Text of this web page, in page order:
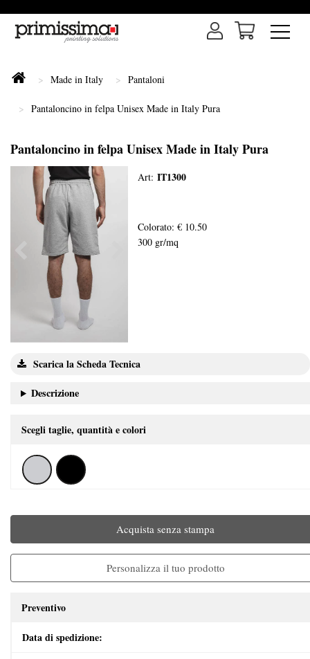
Made in Italy Pantaloni
Pantaloncino in felpa Unisex Made in Italy Pura
Pantaloncino in felpa Unisex Made in Italy Pura
Art: IT1300
Colorato: € 10.50
300 gr/mq
Scarica la Scheda Tecnica
Descrizione
Scegli taglie, quantità e colori
Acquista senza stampa
Personalizza il tuo prodotto
Preventivo
Data di spedizione: